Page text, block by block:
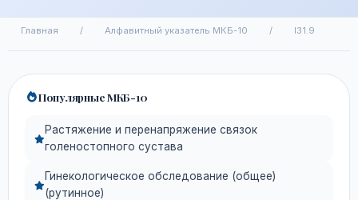
Главная / Алфавитный указатель МКБ-10 / I31.9
Популярные МКБ-10
Растяжение и перенапряжение связок
голеностопного сустава
Гинекологическое обследование (общее)
(рутинное)